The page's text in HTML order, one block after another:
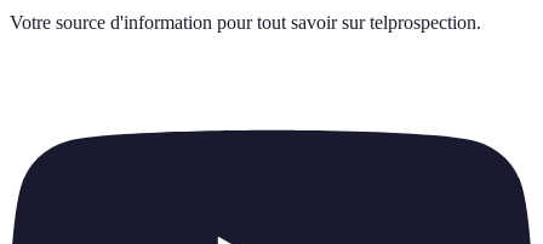
Votre source d'information pour tout savoir sur telprospection.